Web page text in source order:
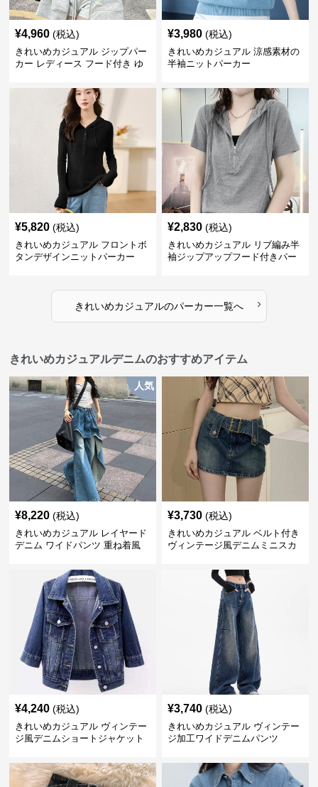
¥4,960 (税込)
きれいめカジュアル ジップパー
カー レディース フード付き ゆ
風カジュアル
¥3,980 (税込)
きれいめカジュアル 涼感素材の
半袖ニットパーカー
¥5,820 (税込)
きれいめカジュアル フロントボ
タンデザインニットパーカー
¥2,830 (税込)
きれいめカジュアル リブ編み半
袖ジップアップフード付きパー
きれいめカジュアルのパーカー一覧へ ›
きれいめカジュアルデニムのおすすめアイテム
人気
¥8,220 (税込)
きれいめカジュアル レイヤード
デニム ワイドパンツ 重ね着風
¥3,730 (税込)
きれいめカジュアル ベルト付き
ヴィンテージ風デニムミニスカ
¥4,240 (税込)
きれいめカジュアル ヴィンテー
ジ風デニムショートジャケット
¥3,740 (税込)
きれいめカジュアル ヴィンテー
ジ加工ワイドデニムパンツ